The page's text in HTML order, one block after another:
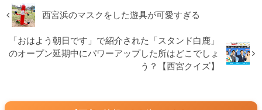
西宮浜のマスクをした遊具が可愛すぎる
「おはよう朝日です」で紹介された「スタンド白鹿」
のオープン延期中にパワーアップした所はどこでしょ
う？【西宮クイズ】